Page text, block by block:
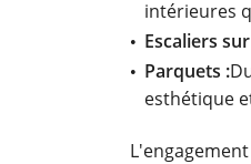
intérieures
Escaliers
Parquets :
esthétique